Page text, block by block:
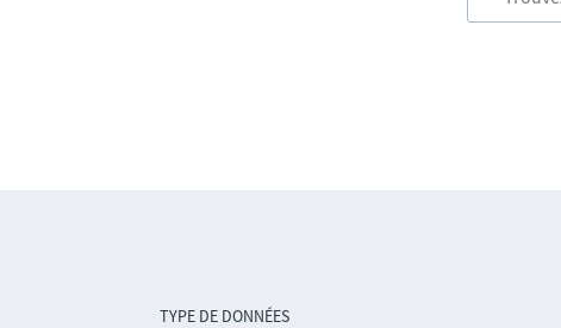
TYPE DE DONNÉES